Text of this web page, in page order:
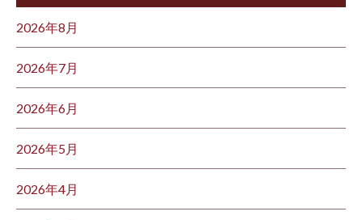
2026年8月
2026年7月
2026年6月
2026年5月
2026年4月